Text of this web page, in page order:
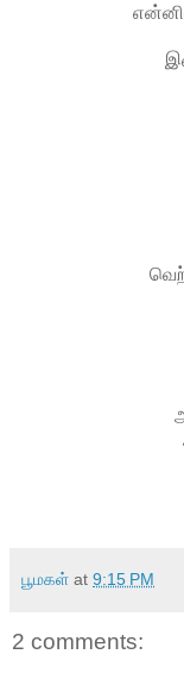
பூமகள் at 9:15 PM
2 comments: